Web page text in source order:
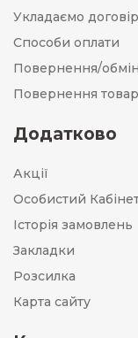
Укладаємо договір
Способи оплати
Повернення/обмін
Повернення
Додатково
Акції
Особистий
Історія замовлень
Закладки
Розсилка
Карта сайту